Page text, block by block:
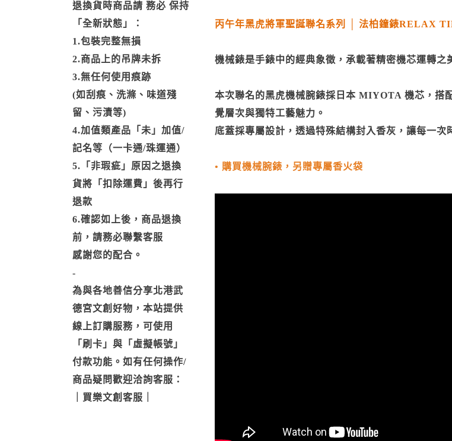
退換貨時商品請 務必 保持
「全新狀態」：
1.包裝完整無損
2.商品上的吊牌未拆
3.無任何使用痕跡
(如刮痕、洗滌、味道殘
留、污漬等)
4.加值類產品「未」加值/
記名等（一卡通/珠運通）
5.「非瑕疵」原因之退換
貨將「扣除運費」後再行
退款
6.確認如上後，商品退換
前，請務必聯繫客服
感謝您的配合。
-
為與各地善信分享北港武
德宮文創好物，本站提供
線上訂購服務，可使用
「刷卡」與「虛擬帳號」
付款功能。如有任何操作/
商品疑問歡迎洽詢客服：
買樂文創客服
丙午年黑虎將軍聖誕聯名系列 │ 法柏鐘錶RELAX
機械錶是手錶中的經典象徵，承載著精密機芯運轉之
本次聯名的黑虎機械腕錶採日本 MIYOTA 機芯，搭
覺層次與獨特工藝魅力。
底蓋採專屬設計，透過特殊結構封入香灰，讓每一次
• 購買機械腕錶，另贈專屬香火袋